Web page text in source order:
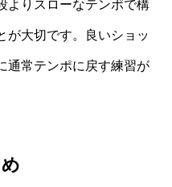
よりスローなテンポで構
が大切です。良いショッ
通常テンポに戻す練習が